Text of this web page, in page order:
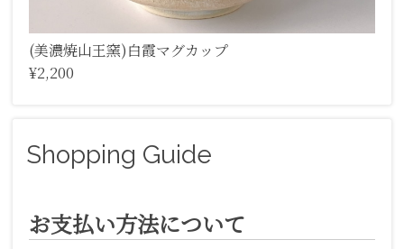
(美濃焼山王窯)白霞マグカップ
¥2,200
Shopping Guide
お支払い方法について